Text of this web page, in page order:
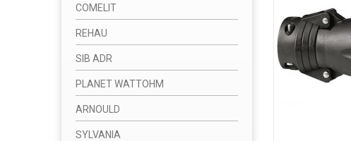
COMELIT
REHAU
SIB ADR
PLANET WATTOHM
ARNOULD
SYLVANIA